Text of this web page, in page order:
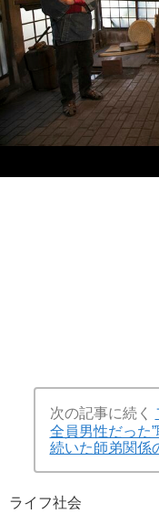
次の記事に続く
全員男性だった
続いた師弟関係
ライフ社会